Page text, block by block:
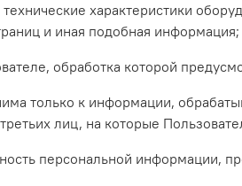
характеристики
и иная подобная информация;
обработка которой
только к информации,
лиц, на которые
персональной информации,